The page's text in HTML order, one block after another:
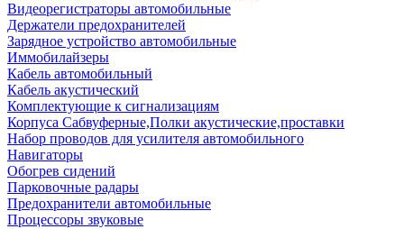
Видеорегистраторы автомобильные
Держатели предохранителей
Зарядное устройство автомобильные
Иммобилайзеры
Кабель автомобильный
Кабель акустический
Комплектующие к сигнализациям
Корпуса Сабвуферные,Полки акустические,проставки
Набор проводов для усилителя автомобильного
Навигаторы
Обогрев сидений
Парковочные радары
Предохранители автомобильные
Процессоры звуковые